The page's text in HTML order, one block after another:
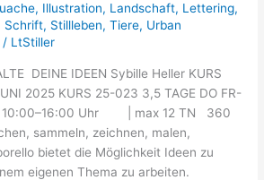
, Illustration, Landschaft, Lettering,
Schrift, Stillleben,Tiere, Urban
/ LtStiller
DEINE IDEEN Sybille Heller KURS
2025 KURS 25-023 3,5 TAGE DO FR-
10:00–16:00 Uhr | max 12 TN 360
sammeln, zeichnen, malen,
bietet die Möglichkeit Ideen zu
eigenen Thema zu arbeiten.